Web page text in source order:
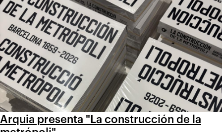
Arquia presenta "La construcción de la